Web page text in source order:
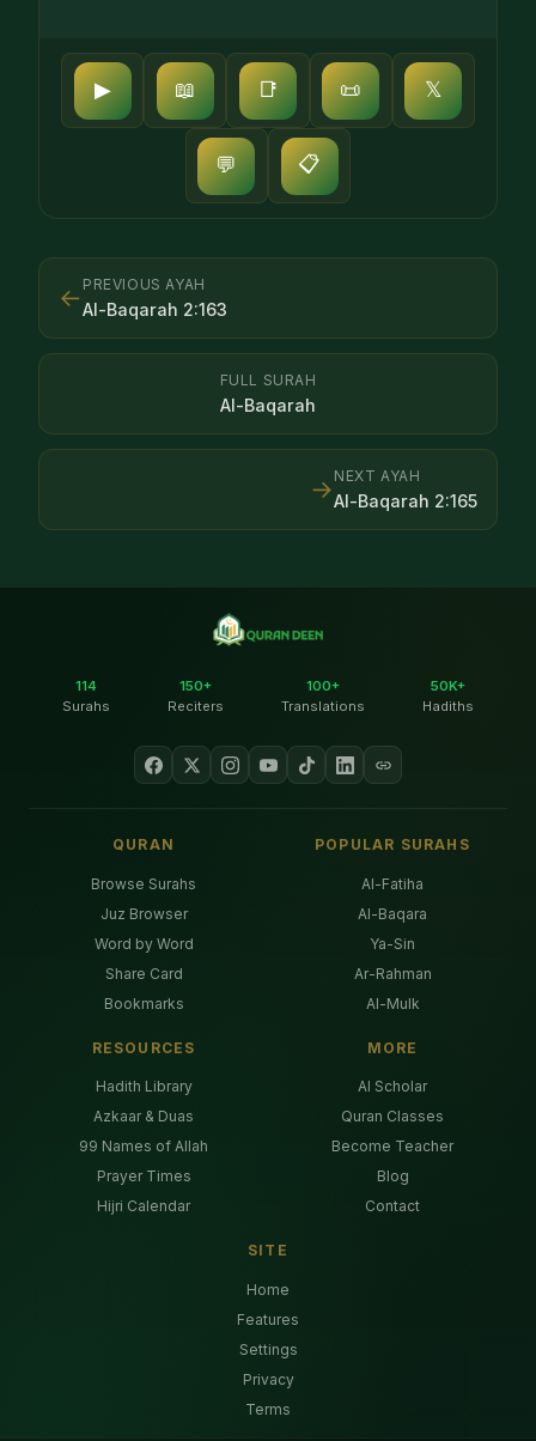
▶ 📖 📑 📜 𝕏
💬 📋
← PREVIOUS AYAH
Al-Baqarah 2:163
FULL SURAH
Al-Baqarah
NEXT AYAH
Al-Baqarah 2:165
→
114
Surahs
150+
Reciters
100+
Translations
50K+
Hadiths
QURAN
Browse Surahs
Juz Browser
Word by Word
Share Card
Bookmarks
POPULAR SURAHS
Al-Fatiha
Al-Baqara
Ya-Sin
Ar-Rahman
Al-Mulk
RESOURCES
Hadith Library
Azkaar & Duas
99 Names of Allah
Prayer Times
Hijri Calendar
MORE
AI Scholar
Quran Classes
Become Teacher
Blog
Contact
SITE
Home
Features
Settings
Privacy
Terms